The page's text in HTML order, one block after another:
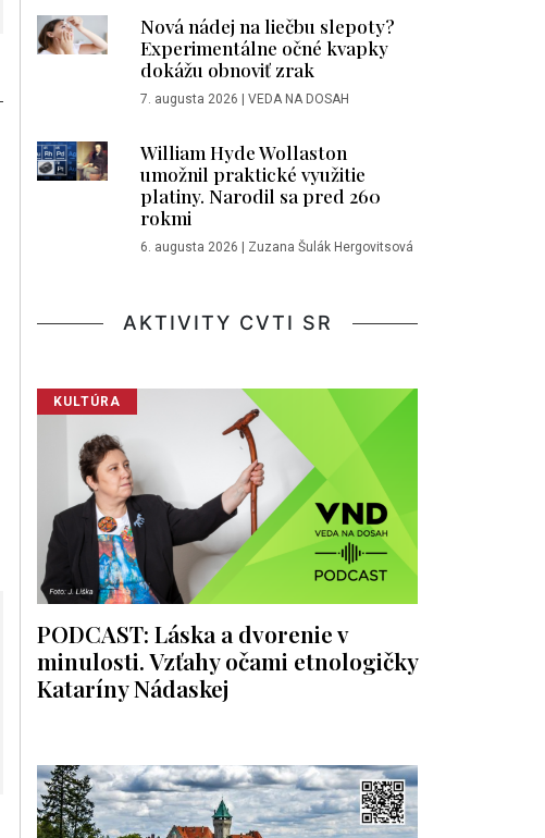
Nová nádej na liečbu slepoty?
Experimentálne očné kvapky
dokážu obnoviť zrak
7. augusta 2026 | VEDA NA DOSAH
William Hyde Wollaston
umožnil praktické využitie
platiny. Narodil sa pred 260
rokmi
6. augusta 2026 | Zuzana Šulák Hergovitsová
AKTIVITY CVTI SR
KULTÚRA
PODCAST: Láska a dvorenie v
minulosti. Vzťahy očami etnologičky
Kataríny Nádaskej